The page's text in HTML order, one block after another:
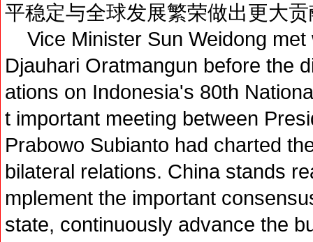
平稳定与全球发展繁荣做出更大
Vice Minister Sun Weidong met
Djauhari Oratmangun before the
ations on Indonesia's 80th
t important meeting between
Prabowo Subianto had charted
bilateral relations. China stands
mplement the important
state, continuously advance the